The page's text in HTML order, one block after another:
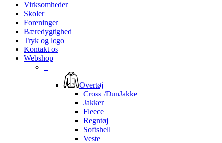
Virksomheder
Skoler
Foreninger
Bæredygtighed
Tryk og logo
Kontakt os
Webshop
–
Overtøj
Cross-/DunJakke
Jakker
Fleece
Regntøj
Softshell
Veste